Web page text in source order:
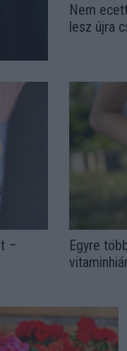
Nem
lesz újra
–
Egyre